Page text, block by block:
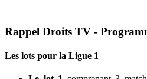
Rappel Droits TV -
Les lots pour la Ligue 1